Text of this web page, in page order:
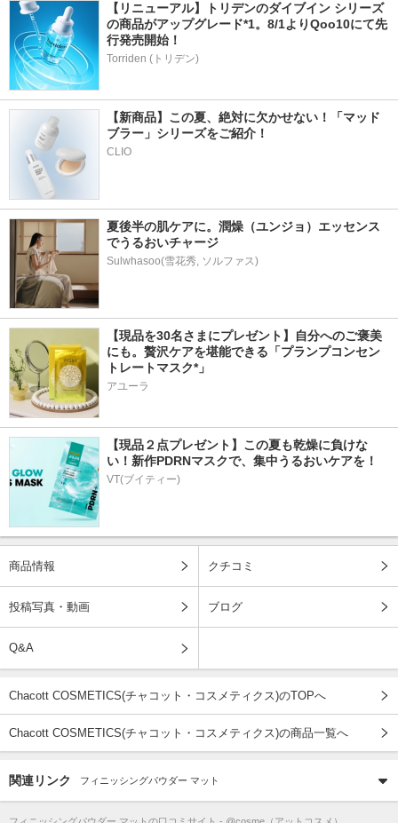
【リニューアル】トリデンのダイブイン シリーズ
の商品がアップグレード*1。8/1よりQoo10にて先
行発売開始！
Torriden (トリデン)
【新商品】この夏、絶対に欠かせない！「マッド
ブラー」シリーズをご紹介！
CLIO
夏後半の肌ケアに。潤燥（ユンジョ）エッセンス
でうるおいチャージ
Sulwhasoo(雪花秀, ソルファス)
【現品を30名さまにプレゼント】自分へのご褒美
にも。贅沢ケアを堪能できる「プランプコンセン
トレートマスク*」
アユーラ
【現品２点プレゼント】この夏も乾燥に負けな
い！新作PDRNマスクで、集中うるおいケアを！
VT(ブイティー)
商品情報 クチコミ
投稿写真・動画 ブログ
Q&A
Chacott COSMETICS(チャコット・コスメティクス)のTOPへ
Chacott COSMETICS(チャコット・コスメティクス)の商品一覧へ
関連リンク フィニッシングパウダー マット